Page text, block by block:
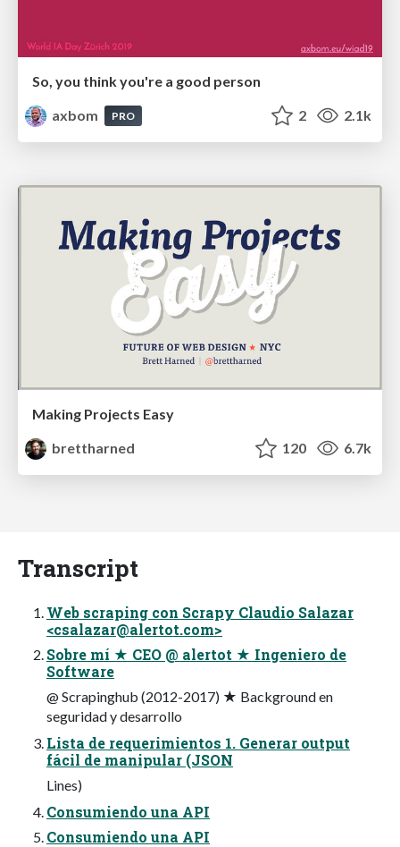
So, you think you're a good person
axbom
PRO 2 2.1k
Making Projects Easy
brettharned
120 6.7k
Transcript
Web scraping con Scrapy Claudio Salazar
<csalazar@alertot.com>
Sobre mí ★ CEO @ alertot ★ Ingeniero de
Software
@ Scrapinghub (2012-2017) ★ Background en
seguridad y desarrollo
Lista de requerimientos 1. Generar output
fácil de manipular (JSON
Lines)
Consumiendo una API
Consumiendo una API